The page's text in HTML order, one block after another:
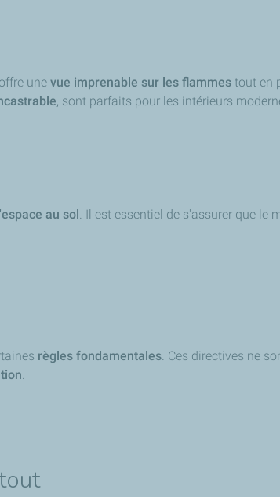
une vue imprenable sur les flammes tout en
, sont parfaits pour les intérieurs
au sol . Il est essentiel de s'assurer que
règles fondamentales . Ces directives ne